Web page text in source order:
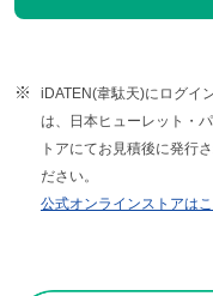
iDATEN(韋駄天)にログイ
は、日本ヒューレット・
トアにてお見積後に発行
ださい。
公式オンラインストアは